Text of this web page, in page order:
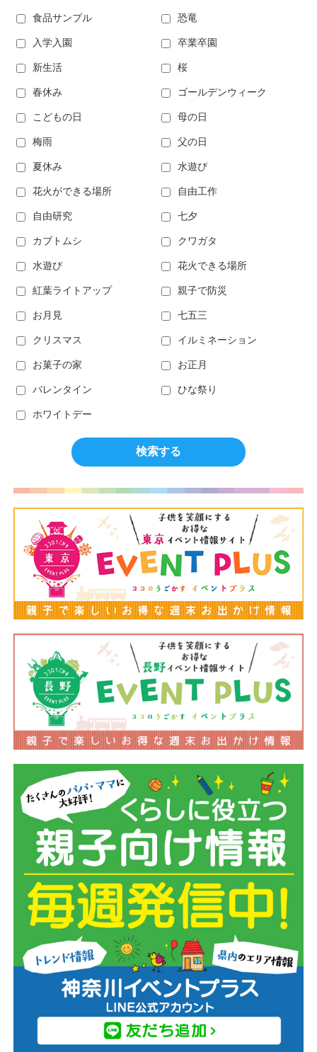
食品サンプル 恐竜
入学入園 卒業卒園
新生活 桜
春休み ゴールデンウィーク
こどもの日 母の日
梅雨 父の日
夏休み 水遊び
花火ができる場所 自由工作
自由研究 七夕
カブトムシ クワガタ
水遊び 花火できる場所
紅葉ライトアップ 親子で防災
お月見 七五三
クリスマス イルミネーション
お菓子の家 お正月
バレンタイン ひな祭り
ホワイトデー